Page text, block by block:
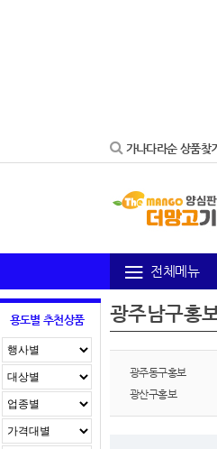
가나다라순 상품찾기
전체메뉴
용도별 추천상품 광주남구홍
광주동구홍보
광산구홍보